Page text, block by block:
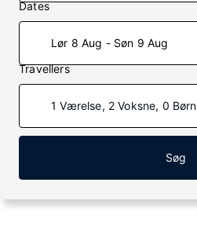
Dates
Lør 8 Aug - Søn 9 Aug
Travellers
1 Værelse, 2 Voksne, 0 Børn
Søg